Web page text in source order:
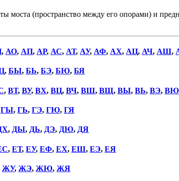
(пространство между его опорами) и
, АО, АП, АР, АС, АТ, АУ, АФ, АХ, АЦ, АЧ, АШ,
, БЫ, БЬ, БЭ, БЮ, БЯ
, ВТ, ВУ, ВХ, ВЦ, ВЧ, ВШ, ВЩ, ВЫ, ВЬ, ВЭ, ВЮ
ГЫ, ГЬ, ГЭ, ГЮ, ГЯ
, ДЫ, ДЬ, ДЭ, ДЮ, ДЯ
, ЕТ, ЕУ, ЕФ, ЕХ, ЕШ, ЕЭ, ЕЯ
ЖУ, ЖЭ, ЖЮ, ЖЯ